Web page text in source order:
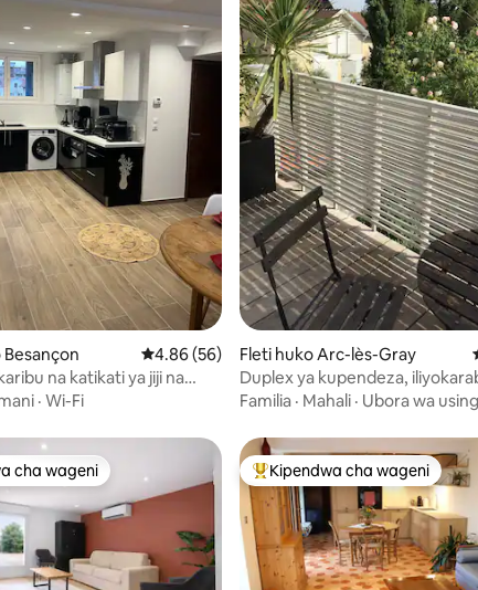
kati ya 5, tathmini 16Ukadiriaji wa wastani wa 4.86 kati ya 5,
4.86 (56)
na katikati ya jiji na
moshi. Maegesho
· Wi-Fi
Fleti huko Arc-lès-Gray
Duplex ya kupendeza,
kikamilifu, ya kifahari, na tulivu
Familia · Mahali · Ubora wa
cha wageni
cha wageni Kipendwa maarufu cha wageni
Kipendwa cha wageni